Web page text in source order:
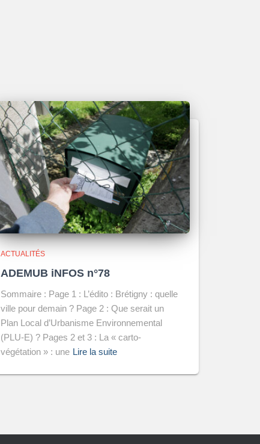
ACTUALITÉS
ADEMUB iNFOS n°78
Sommaire : Page 1 : L’édito : Brétigny : quelle
ville pour demain ? Page 2 : Que serait un
Plan Local d’Urbanisme Environnemental
(PLU-E) ? Pages 2 et 3 : La « carto-
végétation » : une Lire la suite